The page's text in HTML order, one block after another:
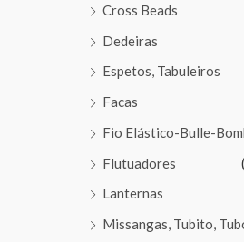
Cross Beads
Dedeiras
Espetos, Tabuleiros
Facas
Fio Elástico-Bulle-
Flutuadores
Lanternas
Missangas, Tubito,